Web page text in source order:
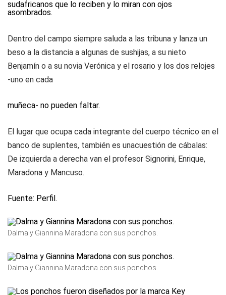
sudafricanos que lo reciben y lo miran con ojos
asombrados.
Dentro del campo siempre saluda a las tribuna y lanza un
beso a la distancia a algunas de sushijas, a su nieto
Benjamín o a su novia Verónica y el rosario y los dos relojes
-uno en cada
muñeca- no pueden faltar.
El lugar que ocupa cada integrante del cuerpo técnico en el
banco de suplentes, también es unacuestión de cábalas:
De izquierda a derecha van el profesor Signorini, Enrique,
Maradona y Mancuso.
Fuente: Perfil.
Dalma y Giannina Maradona con sus ponchos.
Dalma y Giannina Maradona con sus ponchos.